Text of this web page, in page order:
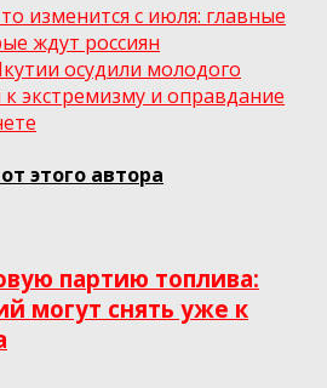
изменится с июля: главные
ждут россиян
осудили молодого
экстремизму и оправдание
этого автора
партию топлива:
могут снять уже к